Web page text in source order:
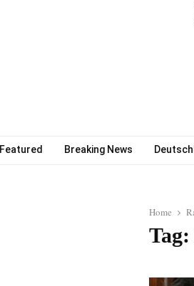
Featured Breaking News
Home